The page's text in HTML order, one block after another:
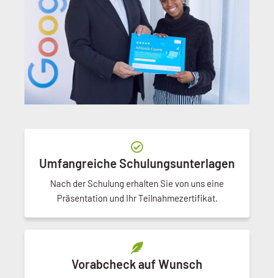
Umfangreiche Schulungsunterlagen
Nach der Schulung erhalten Sie von uns eine
Präsentation und Ihr Teilnahmezertifikat.
Vorabcheck auf Wunsch